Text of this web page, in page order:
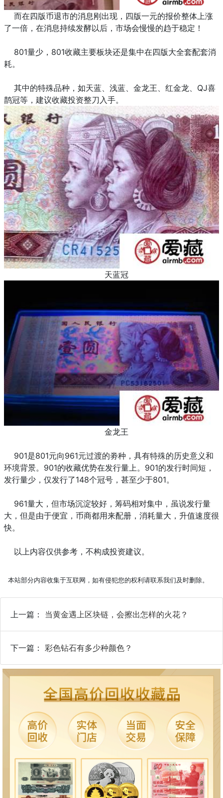
而在四版币退市的消息刚出现，四版一元的报价整体上涨
了一倍，在消息持续发酵以后，市场会慢慢的趋于稳定！
801量少，801收藏主要板块还是集中在四版大全套配套消
耗。
其中的特殊品种，如天蓝、浅蓝、金龙王、红金龙、QJ喜
鹊冠等，建议收藏投资整刀入手。
天蓝冠
金龙王
901是801元向961元过渡的劵种，具有特殊的历史意义和
环境背景。901的收藏优势在发行量上。901的发行时间短，
发行量少，仅发行了148个冠号，甚至少于801。
961量大，但市场沉淀较好，筹码相对集中，虽说发行量
大，但是由于便宜，币商都用来配册，消耗量大，升值速度很
快。
以上内容仅供参考，不构成投资建议。
本站部分内容收集于互联网，如有侵犯您的权利请联系我们及时删除。
上一篇： 当黄金遇上区块链，会擦出怎样的火花？
下一篇： 彩色钻石有多少种颜色？